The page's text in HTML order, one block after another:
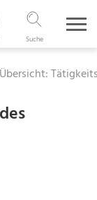
Suche
Übersicht: